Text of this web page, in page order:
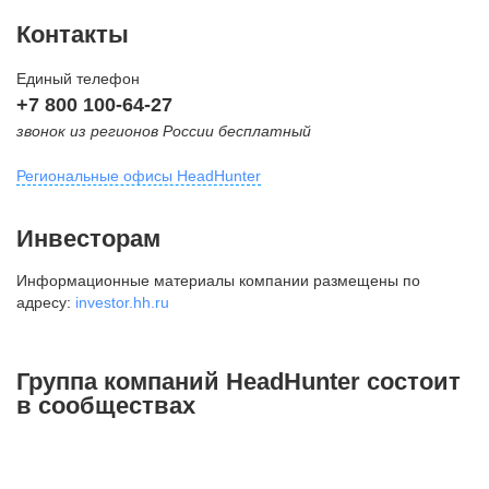
Контакты
Единый телефон
+7 800 100-64-27
звонок из регионов России бесплатный
Региональные офисы HeadHunter
внутригородская территория
Муниципальный округ Тверской,
2-я Брестская ул., д. 48,
+7 495 980-64-27
Инвесторам
Информационные материалы компании размещены по
адресу: investor.hh.ru
Группа компаний HeadHunter состоит
в сообществах